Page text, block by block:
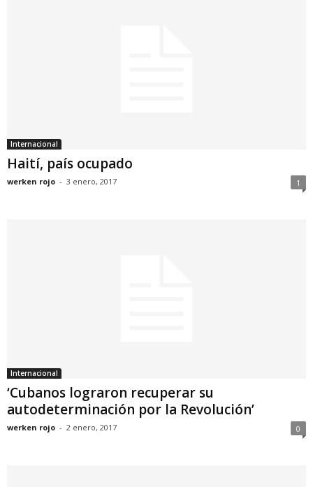
Internacional
Haití, país ocupado
werken rojo - 3 enero, 2017 1
Internacional
‘Cubanos lograron recuperar su
autodeterminación por la Revolución’
werken rojo - 2 enero, 2017 0